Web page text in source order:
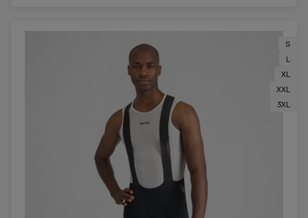
S
L
XL
XXL
3XL